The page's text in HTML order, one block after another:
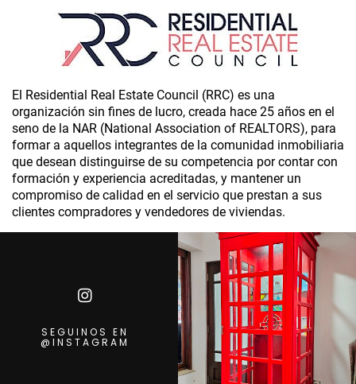
El Residential Real Estate Council (RRC) es una
organización sin fines de lucro, creada hace 25 años en el
seno de la NAR (National Association of REALTORS), para
formar a aquellos integrantes de la comunidad inmobiliaria
que desean distinguirse de su competencia por contar con
formación y experiencia acreditadas, y mantener un
compromiso de calidad en el servicio que prestan a sus
clientes compradores y vendedores de viviendas.
SEGUINOS EN
@INSTAGRAM